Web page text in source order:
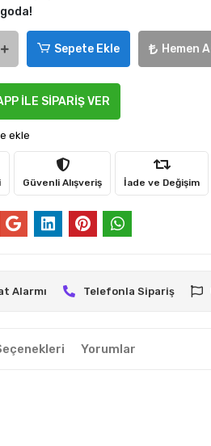
Sepete Ekle Hemen Al
İLE SİPARİŞ VER
ekle
Güvenli Alışveriş İade ve Değişim
Alarmı Telefonla Sipariş
Yorumlar